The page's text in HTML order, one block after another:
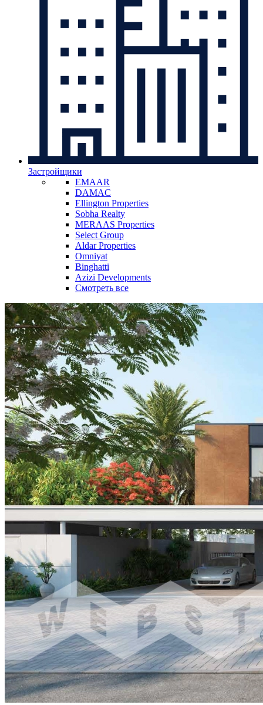
Застройщики
EMAAR
DAMAC
Ellington Properties
Sobha Realty
MERAAS Properties
Select Group
Aldar Properties
Omniyat
Binghatti
Azizi Developments
Смотреть все